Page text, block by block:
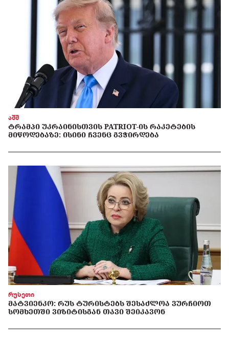
აშშ
ᲢᲠᲐᲛᲞᲘ ᲣᲙᲠᲐᲘᲜᲘᲡᲗᲕᲘᲡ PATRIOT-ᲘᲡ ᲠᲐᲙᲔᲢᲔᲑᲘᲡ
ᲛᲘᲬᲝᲓᲔᲑᲐᲖᲔ: ᲘᲡᲘᲜᲘ ᲩᲕᲔᲜᲪ ᲒᲕᲭᲘᲠᲓᲔᲑᲐ
რუსეთი
ᲛᲐᲢᲕᲘᲔᲜᲙᲝ: ᲠᲣᲡ ᲢᲣᲠᲘᲡᲢᲔᲑᲡ ᲨᲔᲡᲐᲫᲚᲝᲐ ᲕᲣᲠᲩᲘᲝᲗ
ᲡᲝᲛᲮᲔᲗᲨᲘ ᲕᲘᲖᲘᲢᲘᲡᲒᲐᲜ ᲗᲐᲕᲘ ᲨᲔᲘᲙᲐᲕᲝᲜ